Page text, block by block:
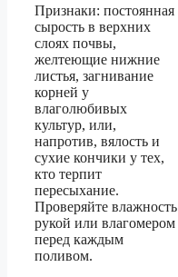
Признаки: постоянная
сырость в верхних
слоях почвы,
желтеющие нижние
листья, загнивание
корней у
влаголюбивых
культур, или,
напротив, вялость и
сухие кончики у тех,
кто терпит
пересыхание.
Проверяйте влажность
рукой или влагомером
перед каждым
поливом.